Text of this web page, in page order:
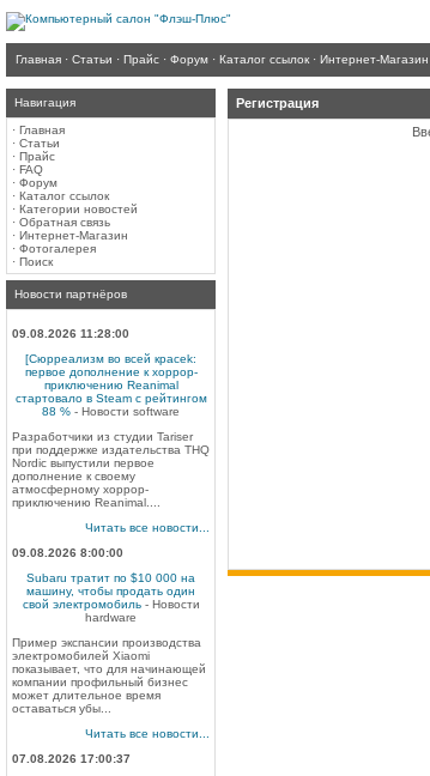
Главная · Статьи · Прайс · Форум · Каталог ссылок · Интернет-Магазин
Навигация
· Главная
· Статьи
· Прайс
· FAQ
· Форум
· Каталог ссылок
· Категории новостей
· Обратная связь
· Интернет-Магазин
· Фотогалерея
· Поиск
Новости партнёров
09.08.2026 11:28:00
[Сюрреализм во всей красеk:
первое дополнение к хоррор-
приключению Reanimal
стартовало в Steam с рейтингом
88 % - Новости software
Разработчики из студии Tariser
при поддержке издательства THQ
Nordic выпустили первое
дополнение к своему
атмосферному хоррор-
приключению Reanimal....
Читать все новости...
09.08.2026 8:00:00
Subaru тратит по $10 000 на
машину, чтобы продать один
свой электромобиль- Новости
hardware
Пример экспансии производства
электромобилей Xiaomi
показывает, что для начинающей
компании профильный бизнес
может длительное время
оставаться убы...
Читать все новости...
07.08.2026 17:00:37
Регистрация